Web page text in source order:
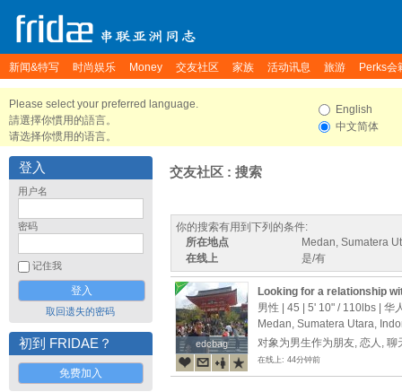
新闻&特写 时尚娱乐 Money 交友社区 家族 活动讯息 旅游 Perks会
Please select your preferred language.
請選擇你慣用的語言。
请选择你惯用的语言。
English
中文简体
登入
用户名
密码
记住我
取回遗失的密码
初到 FRIDAE？
免费加入
交友社区 : 搜索
你的搜索有用到下列的条件:
所在地点
Medan, Sumatera
在线上
是/有
edcbag
edcbag
Looking for a relationship
男性 | 45 | 5' 10" / 110lbs | 华
Medan, Sumatera Utara,
对象为男生作为朋友, 恋人, 聊
在线上: 44分钟前